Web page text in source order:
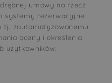
umowy na rzecz
systemy rezerwacyjne
tj. zautomatyzowanemu
oceny i określenia
użytkowników.